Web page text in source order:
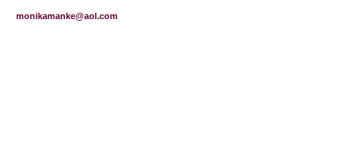
monikamanke@aol.com